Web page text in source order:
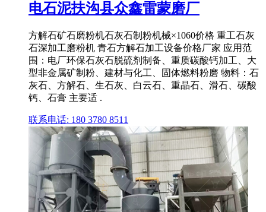
电石泥扶沟县众鑫雷蒙磨厂
方解石矿石磨粉机石灰石制粉机械×1060价格 重工石灰
石深加工磨粉机 青石方解石加工设备价格厂家 应用范
围：电厂环保石灰石脱硫剂制备、重质碳酸钙加工、大
型非金属矿制粉、建材与化工、固体燃料粉磨 物料：石
灰石、方解石、生石灰、白云石、重晶石、滑石、碳酸
钙、石膏 主要适 .
联系电话: 180 3780 8511